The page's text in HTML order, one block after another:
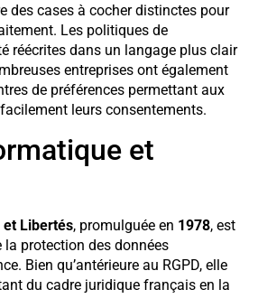
des cases à cocher distinctes pour
Les politiques de
réécrites dans un langage plus clair
entreprises ont également
de préférences permettant aux
leurs consentements.
et
Libertés, promulguée en 1978, est
la protection des données
Bien qu’antérieure au RGPD, elle
du cadre juridique français en la